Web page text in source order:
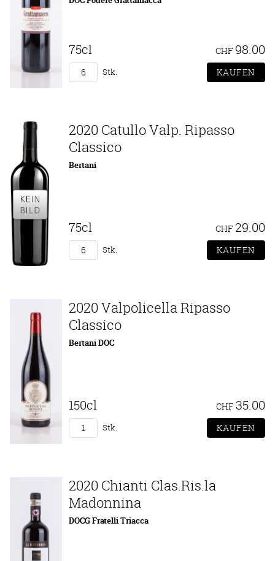
75cl CHF 98.00
Stk.
2020 Catullo Valp. Ripasso
Classico
Bertani
75cl CHF 29.00
Stk.
2020 Valpolicella Ripasso
Classico
Bertani DOC
150cl CHF 35.00
Stk.
2020 Chianti Clas.Ris.la
Madonnina
DOCG Fratelli Triacca